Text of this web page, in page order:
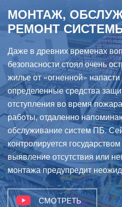
МОНТАЖ,
РЕМОНТ
Даже в древних временах
безопасности стоял очень
жилье от «огненной»
определенные средства
отступления во время
работы, отдаленно
обслуживание систем ПБ.
контролируется
выявление отсутствия или
монтажа предупредит
СМОТРЕТЬ